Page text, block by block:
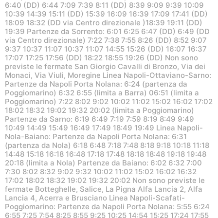
6:40 (DD) 6:44 7:09 7:39 8:11 (DD) 8:39 9:09 9:39 10:09
10:39 14:39 15:11 (DD) 15:39 16:09 16:39 17:09 17:41 (DD)
18:09 18:32 (DD via Centro direzionale )18:39 19:11 (DD)
19:39 Partenze da Sorrento: 6:01 6:25 6:47 (DD) 6:49 (DD
via Centro direzionale) 7:22 7:38 7:55 8:26 (DD) 8:52 9:07
9:37 10:37 11:07 10:37 11:07 14:55 15:26 (DD) 16:07 16:37
17:07 17:25 17:56 (DD) 18:22 18:55 19:26 (DD) Non sono
previste le fermate San Giorgio Cavalli di Bronzo, Via dei
Monaci, Via Viuli, Moregine Linea Napoli-Ottaviano-Sarno:
Partenze da Napoli Porta Nolana: 6:24 (partenza da
Poggiomarino) 6:32 6:55 (limita a Barra) 06:51 (limita a
Poggiomarino) 7:22 8:02 9:02 10:02 11:02 15:02 16:02 17:02
18:02 18:32 19:02 19:32 20:02 (limita a Poggiomarino)
Partenze da Sarno: 6:19 6:49 7:19 7:59 8:19 8:49 9:49
10:49 14:49 15:49 16:49 17:49 18:49 19:49 Linea Napoli-
Nola-Baiano: Partenze da Napoli Porta Nolana: 6:31
(partenza da Nola) 6:18 6:48 7:18 7:48 8:18 9:18 10:18 11:18
14:48 15:18 16:18 16:48 17:18 17:48 18:18 18:48 19:18 19:48
20:18 (limita a Nola) Partenze da Baiano: 6:02 6:32 7:00
7:30 8:02 8:32 9:02 9:32 10:02 11:02 15:02 16:02 16:32
17:02 18:02 18:32 19:02 19:32 20:02 Non sono previste le
fermate Botteghelle, Salice, La Pigna Alfa Lancia 2, Alfa
Lancia 4, Acerra e Brusciano Linea Napoli-Scafati-
Poggiomarino: Partenze da Napoli Porta Nolana: 5:55 6:24
6:55 7:25 7:54 8:25 8:55 9:25 10:25 14:54 15:25 17:24 17:55